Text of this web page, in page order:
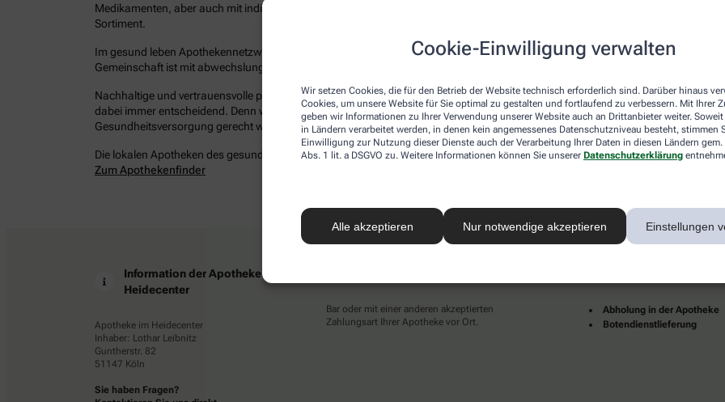
Cookie-Einwilligung verwalten
Wir setzen Cookies, die für den Betrieb der Website technisch erforderlich sind. Darüber hinaus
Cookies, um unsere Website für Sie optimal zu gestalten und fortlaufend zu verbessern. Mit Ihrer
geben wir Informationen zu Ihrer Verwendung unserer Website auch an Drittanbieter weiter. Soweit
in Ländern verarbeitet werden, in denen kein angemessenes Datenschutzniveau besteht, stimmen
Einwilligung zur Nutzung dieser Dienste auch der Verarbeitung Ihrer Daten in diesen Ländern
Abs. 1 lit. a DSGVO zu. Weitere Informationen können Sie unserer Datenschutzerklärung
Alle akzeptieren Nur notwendige akzeptieren Einstellungen
Medikamenten, aber auch mit individuellen Gesundheitsleistungen und attraktiven Produkten aus unserem
Sortiment.
Im gesund leben Apothekennetzwerk befinden sich bundesweit mehrere tausend lokale Apotheken. Diese starke
Gemeinschaft ist mit abwechslungsreichen Angeboten und Dienstleistungen immer für Sie da.
Nachhaltige und vertrauensvolle persönliche Beziehungen zu Ihnen als Patientinnen und Patienten sind für uns
dabei immer entscheidend. Denn wir möchten Ihrem Anspruch an eine individuelle, hochwertige und digitale
Gesundheitsversorgung gerecht werden – damit Sie gesünder und erfüllter leben.
Die lokalen Apotheken des gesund leben Netzwerkes in Ihrer Nähe finden Sie hier:
Zum Apothekenfinder
Information der Apotheke im
Heidecenter
Apotheke im Heidecenter
Inhaber: Lothar Leibnitz
Guntherstr. 82
51147 Köln
Sie haben Fragen?
Bar oder mit einer anderen akzeptierten
Zahlungsart Ihrer Apotheke vor Ort.
Abholung in der Apotheke
Botendienstlieferung